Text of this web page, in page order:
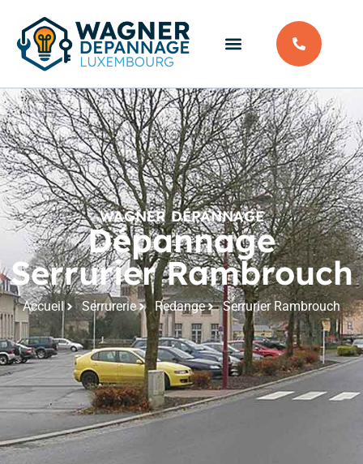
WAGNER DÉPANNAGE
Dépannage
Serrurier Rambrouch
Accueil Serrurerie Redange Serrurier Rambrouch